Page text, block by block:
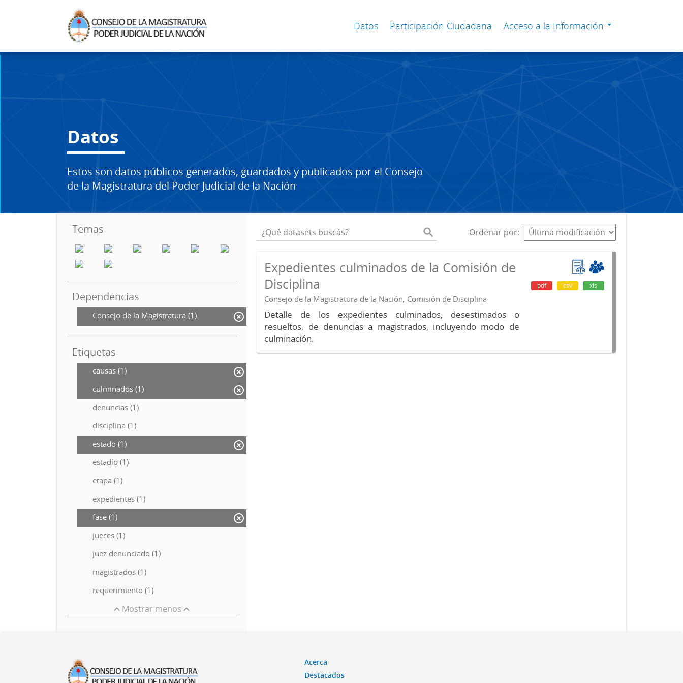
Datos Participación Ciudadana Acceso a la Información
Datos
Estos son datos públicos generados, guardados y publicados por el Consejo
de la Magistratura del Poder Judicial de la Nación
Temas
Dependencias
Consejo de la Magistratura (1)
Etiquetas
causas (1)
culminados (1)
denuncias (1)
disciplina (1)
estado (1)
estadío (1)
etapa (1)
expedientes (1)
fase (1)
jueces (1)
juez denunciado (1)
magistrados (1)
requerimiento (1)
Mostrar menos
Ordenar por
Expedientes culminados de la Comisión de
Disciplina
Consejo de la Magistratura de la Nación, Comisión de Disciplina
Detalle de los expedientes culminados, desestimados o
resueltos, de denuncias a magistrados, incluyendo modo de
culminación.
pdf csv xls
Acerca
Destacados